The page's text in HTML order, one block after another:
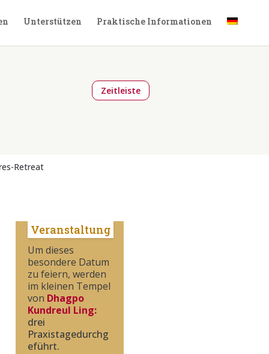
Unterstützen Praktische Informationen
Zeitleiste
Retreat
Veranstaltung
Um dieses
besondere Datum
zu feiern, werden
im kleinen Tempel
von Dhagpo
Kundreul Ling:
drei
Praxistagedurchg
eführt.